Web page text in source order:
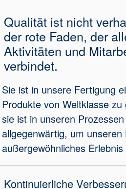
Qualität ist nicht
der rote Faden, der
Aktivitäten und
verbindet.
Sie ist in unsere Fertigung
Produkte von Weltklasse
sie ist in unseren
allgegenwärtig, um unseren
außergewöhnliches
Kontinuierliche